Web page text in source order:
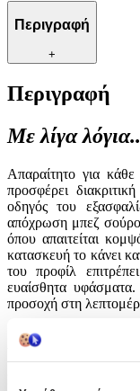
Περιγραφή
+
Περιγραφή
Με λίγα
Απαραίτητο για
προσφέρει
οδηγός του
απόχρωση μπεζ σούρο
όπου απαιτείται
κατασκευή το κάνει
του προφίλ
ευαίσθητα
προσοχή στη